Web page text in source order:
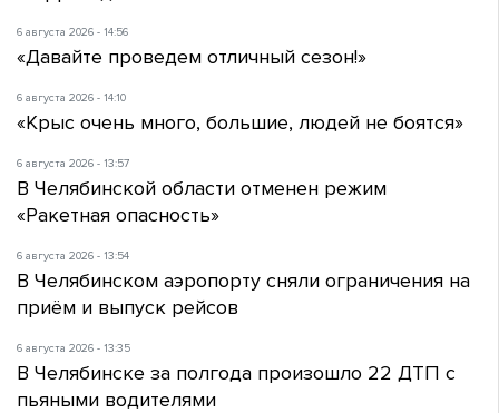
6 августа 2026 - 14:56
«Давайте проведем отличный сезон!»
6 августа 2026 - 14:10
«Крыс очень много, большие, людей не боятся»
6 августа 2026 - 13:57
В Челябинской области отменен режим
«Ракетная опасность»
6 августа 2026 - 13:54
В Челябинском аэропорту сняли ограничения на
приём и выпуск рейсов
6 августа 2026 - 13:35
В Челябинске за полгода произошло 22 ДТП с
пьяными водителями